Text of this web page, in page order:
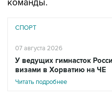
команды.
СПОРТ
07 августа 2026
У ведущих гимнасток
визами в Хорватию на ЧЕ
Читать подробнее